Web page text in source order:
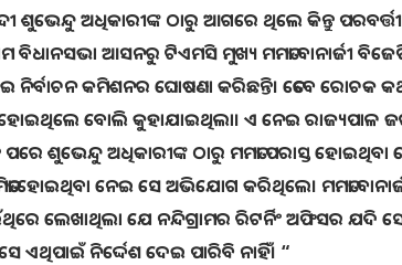
ଶୁଭେନ୍ଦୁ ଅଧିକାରୀଙ୍କ ଠାରୁ ଆଗରେ ଥିଲେ କିନ୍ତୁ
ବିଧାନସଭା ଆସନରୁ ଟିଏମସି ମୁଖ୍ୟ ମମତା ବାନାର୍ଜୀ ବିଜେପି
କମିଶନର ଘୋଷଣା କରିଛନ୍ତି। ତେବେ ରୋଚକ କଥାଟି
ବୋଲି କୁହାଯାଇଥିଲା। ଏ ନେଇ ରାଜ୍ୟପାଳ
ଶୁଭେନ୍ଦୁ ଅଧିକାରୀଙ୍କ ଠାରୁ ମମତା ପରାସ୍ତ
ହୋଇଥିବା ନେଇ ସେ ଅଭିଯୋଗ କରିଥିଲେ। ମମତା
ଲେଖାଥିଲା ଯେ ନନ୍ଦିଗ୍ରାମର ରିଟର୍ନିଂ ଅଫିସର ଯଦି ସେ
ଏଥିପାଇଁ ନିର୍ଦ୍ଦେଶ ଦେଇ ପାରିବି ନାହିଁ। “